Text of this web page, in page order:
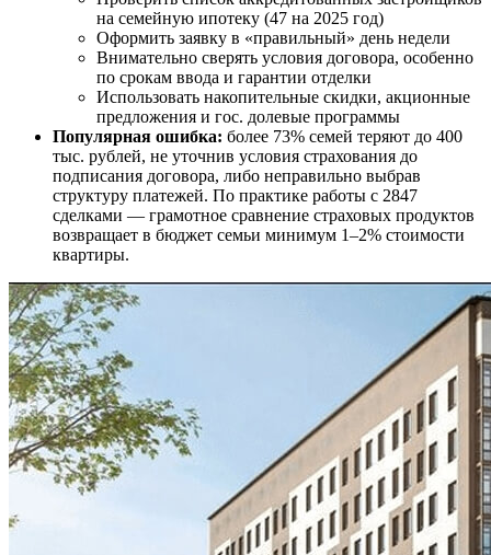
на семейную ипотеку (47 на 2025 год)
Оформить заявку в «правильный» день недели
Внимательно сверять условия договора, особенно
по срокам ввода и гарантии отделки
Использовать накопительные скидки, акционные
предложения и гос. долевые программы
Популярная ошибка: более 73% семей теряют до 400
тыс. рублей, не уточнив условия страхования до
подписания договора, либо неправильно выбрав
структуру платежей. По практике работы с 2847
сделками — грамотное сравнение страховых продуктов
возвращает в бюджет семьи минимум 1–2% стоимости
квартиры.